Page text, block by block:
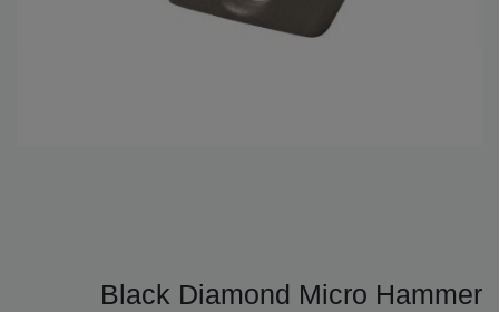
Black Diamond Micro Hammer